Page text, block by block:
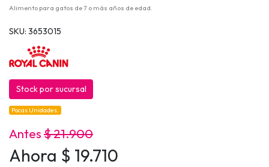
Alimento para gatos de 7 o más años de edad.
SKU: 3653015
Stock por sucursal
Pocas Unidades.
Antes$ 21.900
Ahora $ 19.710